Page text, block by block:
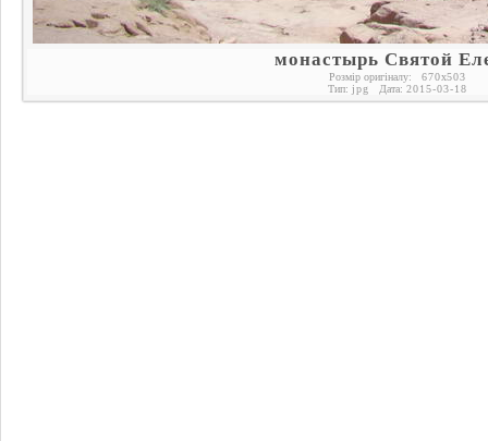
монастырь Святой
Розмір оригіналу: 670x503
Тип: jpg Дата: 2015-03-18